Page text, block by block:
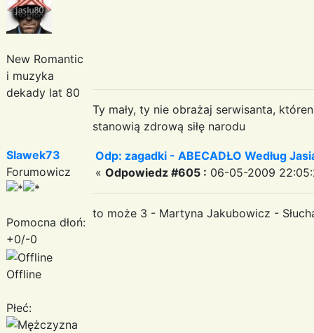
New Romantic
i muzyka
dekady lat 80
Ty mały, ty nie obrażaj serwisanta,
stanowią zdrową siłę narodu
Slawek73
Forumowicz
Pomocna dłoń:
+0/-0
Offline
Płeć:
Odp: zagadki - ABECADŁO Według
« Odpowiedz #605 : 06-05-2009
to może 3 - Martyna Jakubowicz -